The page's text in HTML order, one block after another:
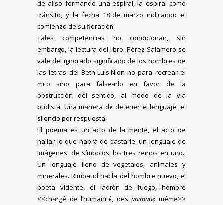
de aliso formando una espiral, la espiral como
tránsito, y la fecha 18 de marzo indicando el
comienzo de su floración.
Tales competencias no condicionan, sin
embargo, la lectura del libro. Pérez-Salamero se
vale del ignorado significado de los nombres de
las letras del Beth-Luis-Nion no para recrear el
mito sino para falsearlo en favor de la
obstrucción del sentido, al modo de la vía
budista. Una manera de detener el lenguaje, el
silencio por respuesta.
El poema es un acto de la mente, el acto de
hallar lo que habrá de bastarle: un lenguaje de
imágenes, de símbolos, los tres reinos en uno.
Un lenguaje lleno de vegetales, animales y
minerales. Rimbaud habla del hombre nuevo, el
poeta vidente, el ladrón de fuego, hombre
<<chargé de l’humanité, desanimauxmême>>